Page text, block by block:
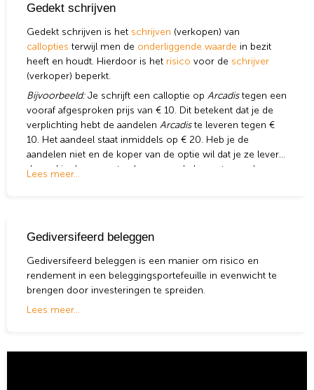
Gedekt schrijven
Gedekt schrijven is het schrijven (verkopen) van
callopties terwijl men de onderliggende waarde in bezit
heeft en houdt. Hierdoor is het risico voor de schrijver
(verkoper) beperkt.
Bijvoorbeeld:Je schrijft een calloptie op Arcadistegen een
vooraf afgesproken prijs van € 10. Dit betekent dat je de
verplichting hebt de aandelen Arcadiste leveren tegen €
10. Het aandeel staat inmiddels op € 20. Heb je de
aandelen niet en de koper van de optie wil dat je ze levert,
dan zul je deze moeten kopen op de beurs tegen de
Lees meer...
Gediversifeerd beleggen
Gediversifeerd beleggen is een manier om risico en
rendement in een beleggingsportefeuille in evenwicht te
brengen door investeringen te spreiden.
Lees meer...
weten of is er een andere vraag die je graag
beantwoord wilt hebben? We helpen je graag een
handje.
Zoek
naar:
Zoekknop